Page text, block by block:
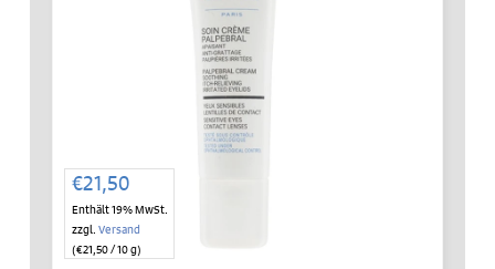
€21,50
Enthält 19% MwSt.
zzgl. Versand
(€21,50/ 10 g)